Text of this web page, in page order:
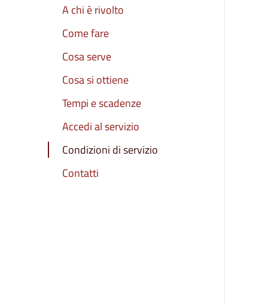
A chi è rivolto
Come fare
Cosa serve
Cosa si ottiene
Tempi e scadenze
Accedi al servizio
Condizioni di servizio
Contatti